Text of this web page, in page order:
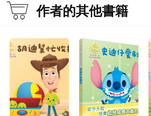
作者的其他書籍